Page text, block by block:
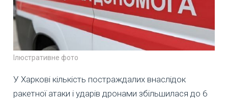
Ілюстративне фото
У Харкові кількість постраждалих внаслідок
ракетної атаки і ударів дронами збільшилася до 6